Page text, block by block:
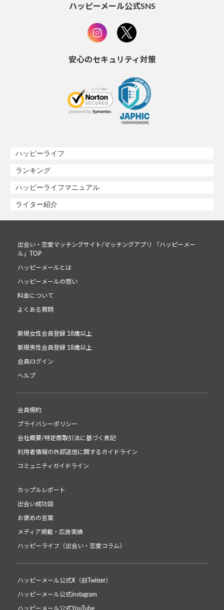
ハッピーメール公式SNS
安心のセキュリティ対策
ハッピーライフ
ランキング
ハッピーライフマニュアル
ライター紹介
出会い・恋愛マッチングサイト/マッチングアプリ 「ハッピーメー
ル」TOP
ハッピーメールとは
ハッピーメールの想い
料金について
よくある質問
新規女性会員登録 18歳以上
新規男性会員登録 18歳以上
会員ログイン
ヘルプ
会員規約
プライバシーポリシー
会社概要/特定商取引法に基づく表記
利用者情報の外部送信に関するガイドライン
コミュニティガイドライン
カップルレポート
出会い成功談
お褒めの言葉
メディア掲載・広告実績
ハッピーライフ（出会い・恋愛コラム）
ハッピーメール公式X（旧Twitter）
ハッピーメール公式instagram
ハッピーメール公式YouTube